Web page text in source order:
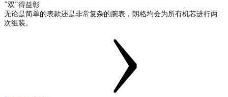
“双”得益彰
无论是简单的表款还是非常复杂的腕表，朗格均会为所有机芯进行两
次组装。